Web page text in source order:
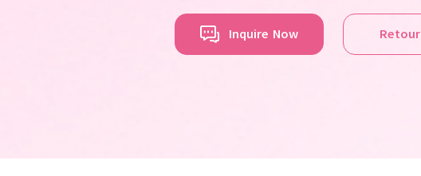
Inquire Now Retour